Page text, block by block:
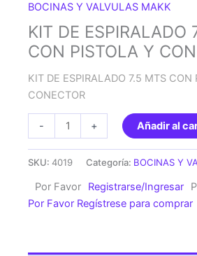
BOCINAS Y VALVULAS MAKK
KIT DE ESPIRALADO
CON PISTOLA Y
KIT DE ESPIRALADO 7.5 MTS CON
CONECTOR
-
DE
MTS
CON
+ Añadir al
SKU: 4019 Categoría: BOCINAS Y
Por Favor Registrarse/Ingresar
Por Favor Regístrese para comprar